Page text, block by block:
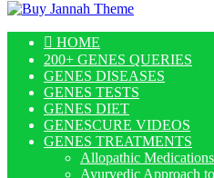
HOME
200+ GENES QUERIES
GENES DISEASES
GENES TESTS
GENES DIET
GENESCURE VIDEOS
GENES TREATMENTS
Allopathic
Ayurvedic Approach